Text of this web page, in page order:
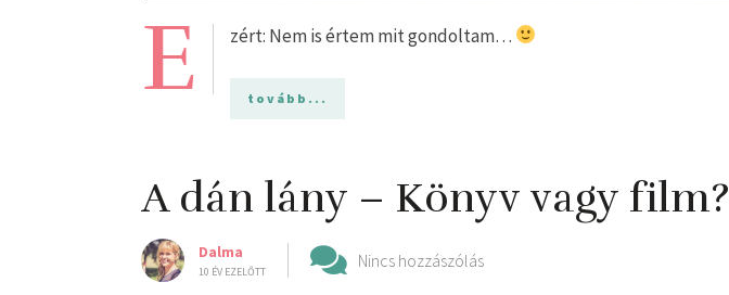
E zért: Nem is értem mit gondoltam…
tovább...
A dán lány – Könyv vagy film?
Dalma
10 ÉV EZELŐTT
Nincs hozzászólás